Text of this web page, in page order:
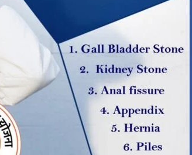
Latest
News